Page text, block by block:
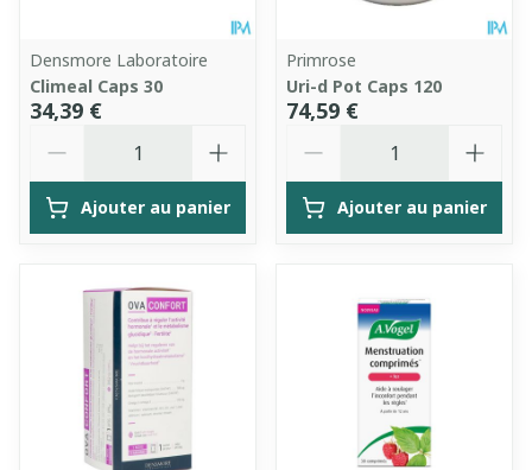
Densmore Laboratoire
Climeal Caps 30
34,39 €
Ajouter au panier
Primrose
Uri-d Pot Caps 120
74,59 €
Ajouter au panier